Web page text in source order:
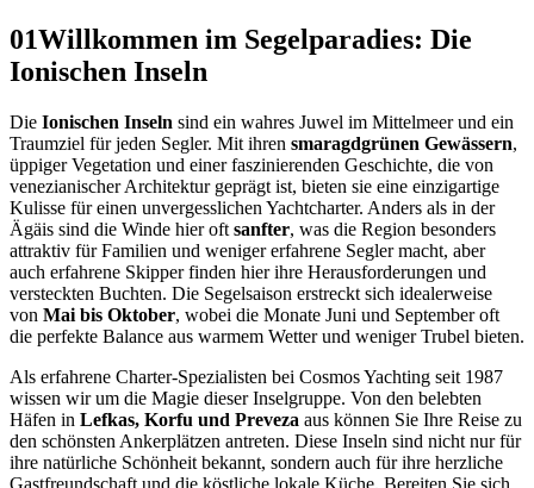
01Willkommen im Segelparadies: Die
Ionischen Inseln
Die Ionischen Inseln sind ein wahres Juwel im Mittelmeer und ein
Traumziel für jeden Segler. Mit ihren smaragdgrünen Gewässern,
üppiger Vegetation und einer faszinierenden Geschichte, die von
venezianischer Architektur geprägt ist, bieten sie eine einzigartige
Kulisse für einen unvergesslichen Yachtcharter. Anders als in der
Ägäis sind die Winde hier oft sanfter, was die Region besonders
attraktiv für Familien und weniger erfahrene Segler macht, aber
auch erfahrene Skipper finden hier ihre Herausforderungen und
versteckten Buchten. Die Segelsaison erstreckt sich idealerweise
von Mai bis Oktober, wobei die Monate Juni und September oft
die perfekte Balance aus warmem Wetter und weniger Trubel bieten.
Als erfahrene Charter-Spezialisten bei Cosmos Yachting seit 1987
wissen wir um die Magie dieser Inselgruppe. Von den belebten
Häfen in Lefkas, Korfu und Preveza aus können Sie Ihre Reise zu
den schönsten Ankerplätzen antreten. Diese Inseln sind nicht nur für
ihre natürliche Schönheit bekannt, sondern auch für ihre herzliche
Gastfreundschaft und die köstliche lokale Küche. Bereiten Sie sich